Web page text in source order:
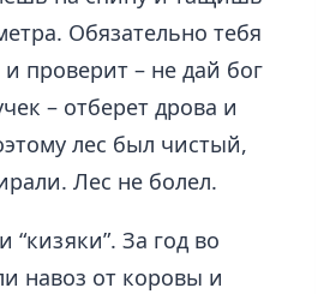
Обязательно тебя
и проверит – не дай бог
– отберет дрова и
лес был чистый,
Лес не болел.
“кизяки”. За год во
навоз от коровы и